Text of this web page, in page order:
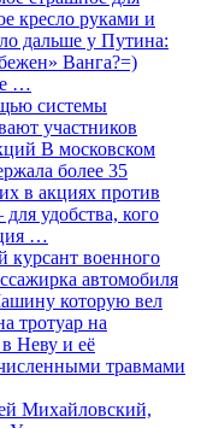
кресло руками и
дальше у Путина:
Ванга?=)
…
системы
участников
В московском
более 35
в акциях против
удобства, кого
…
курсант военного
автомобиля
которую вел
тротуар на
Неву и её
травмами
Михайловский,